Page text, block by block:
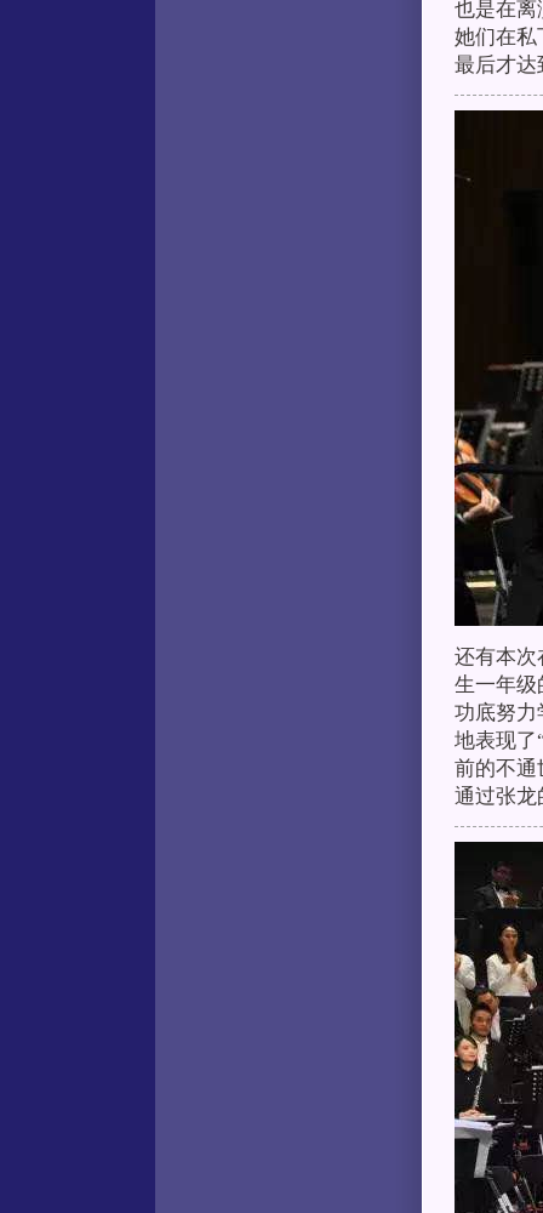
也是在离
她们在私
最后才达
还有本次
生一年级
功底努力
地表现
前的不通
通过张龙